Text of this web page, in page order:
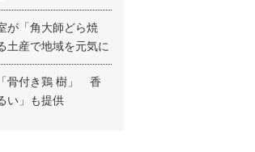
が「角大師どら焼
産で地域を元気に
骨付き鶏 樹」 香
い」も提供